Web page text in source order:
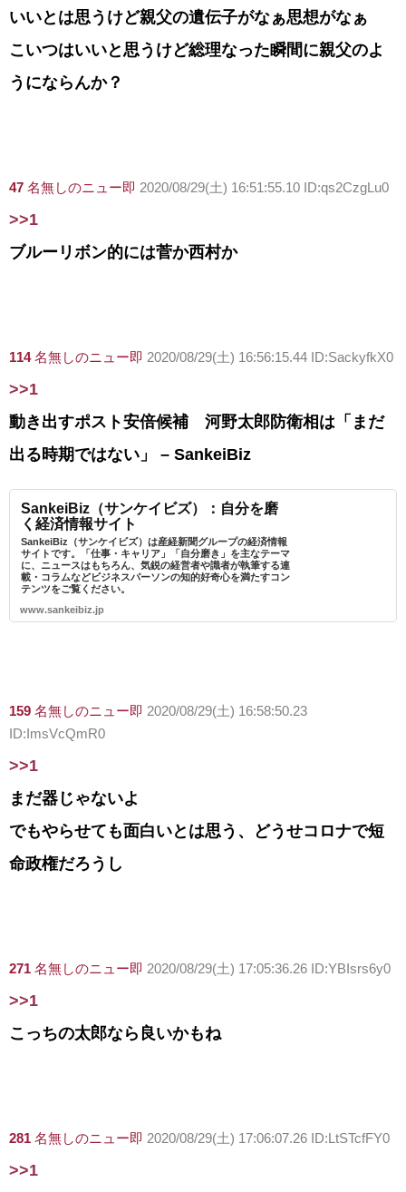
いいとは思うけど親父の遺伝子がなぁ思想がなぁ
こいつはいいと思うけど総理なった瞬間に親父のよ
うにならんか？
47 名無しのニュー即 2020/08/29(土) 16:51:55.10 ID:qs2CzgLu0
>>1
ブルーリボン的には菅か西村か
114 名無しのニュー即 2020/08/29(土) 16:56:15.44 ID:SackyfkX0
>>1
動き出すポスト安倍候補 河野太郎防衛相は「まだ
出る時期ではない」 – SankeiBiz
SankeiBiz（サンケイビズ）：自分を磨
く経済情報サイト
SankeiBiz（サンケイビズ）は産経新聞グループの経済情報
サイトです。「仕事・キャリア」「自分磨き」を主なテーマ
に、ニュースはもちろん、気鋭の経営者や識者が執筆する連
載・コラムなどビジネスパーソンの知的好奇心を満たすコン
テンツをご覧ください。
www.sankeibiz.jp
159 名無しのニュー即 2020/08/29(土) 16:58:50.23
ID:ImsVcQmR0
>>1
まだ器じゃないよ
でもやらせても面白いとは思う、どうせコロナで短
命政権だろうし
271 名無しのニュー即 2020/08/29(土) 17:05:36.26 ID:YBIsrs6y0
>>1
こっちの太郎なら良いかもね
281 名無しのニュー即 2020/08/29(土) 17:06:07.26 ID:LtSTcfFY0
>>1